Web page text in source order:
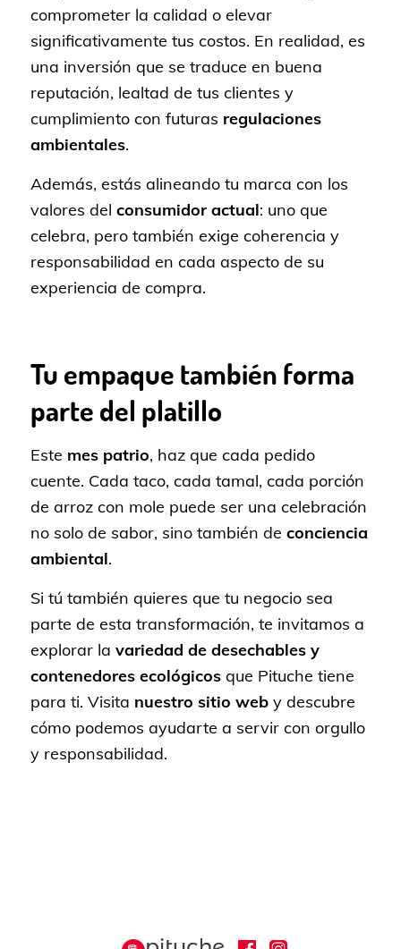
comprometer la calidad o elevar
significativamente tus costos. En realidad, es
una inversión que se traduce en buena
reputación, lealtad de tus clientes y
cumplimiento con futuras regulaciones
ambientales.
Además, estás alineando tu marca con los
valores del consumidor actual: uno que
celebra, pero también exige coherencia y
responsabilidad en cada aspecto de su
experiencia de compra.
Tu empaque también forma
parte del platillo
Este mes patrio, haz que cada pedido
cuente. Cada taco, cada tamal, cada porción
de arroz con mole puede ser una celebración
no solo de sabor, sino también de conciencia
ambiental.
Si tú también quieres que tu negocio sea
parte de esta transformación, te invitamos a
explorar la variedad de desechables y
contenedores ecológicos que Pituche tiene
para ti. Visita nuestro sitio weby descubre
cómo podemos ayudarte a servir con orgullo
y responsabilidad.